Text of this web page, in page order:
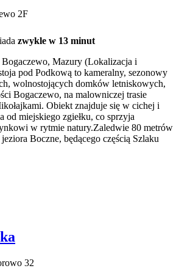
2F
zwykle w 13 minut
Mazury (Lokalizacja i
pod Podkową to kameralny, sezonowy
wolnostojących domków letniskowych,
Bogaczewo, na malowniczej trasie
Obiekt znajduje się w cichej i
od miejskiego zgiełku, co sprzyja
w rytmie natury.Zaledwie 80 metrów
Boczne, będącego częścią Szlaku
32